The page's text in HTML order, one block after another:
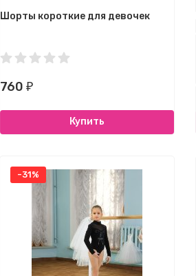
Шорты короткие для девочек
760 ₽
Купить
-31%